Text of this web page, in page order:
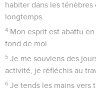
habiter dans les
longtemps.
4 Mon esprit est abattu
fond de moi.
5 Je me souviens des
activité, je réfléchis au
6 Je tends les mains vers